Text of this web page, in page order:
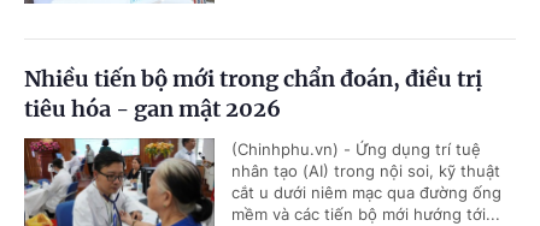
Nhiều tiến bộ mới trong chẩn đoán, điều trị
tiêu hóa - gan mật 2026
(Chinhphu.vn) - Ứng dụng trí tuệ
nhân tạo (AI) trong nội soi, kỹ thuật
cắt u dưới niêm mạc qua đường ống
mềm và các tiến bộ mới hướng tới...